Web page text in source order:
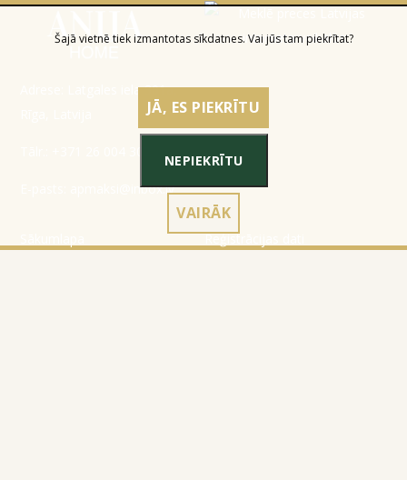
Adrese: Latgales iela 301a,
apmaksi@inbox.lv
Reģistrācijas dati
Šajā vietnē tiek izmantotas sīkdatnes. Vai jūs tam piekrītat?
JĀ, ES PIEKRĪTU
NEPIEKRĪTU
VAIRĀK